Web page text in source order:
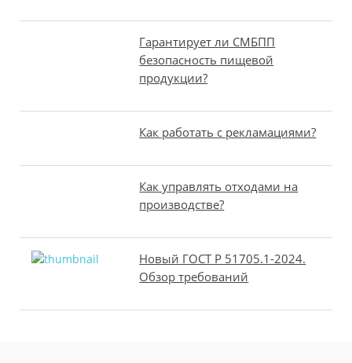
Гарантирует ли СМБПП
безопасность пищевой
продукции?
Как работать с рекламациями?
Как управлять отходами на
производстве?
Новый ГОСТ Р 51705.1-2024.
Обзор требований